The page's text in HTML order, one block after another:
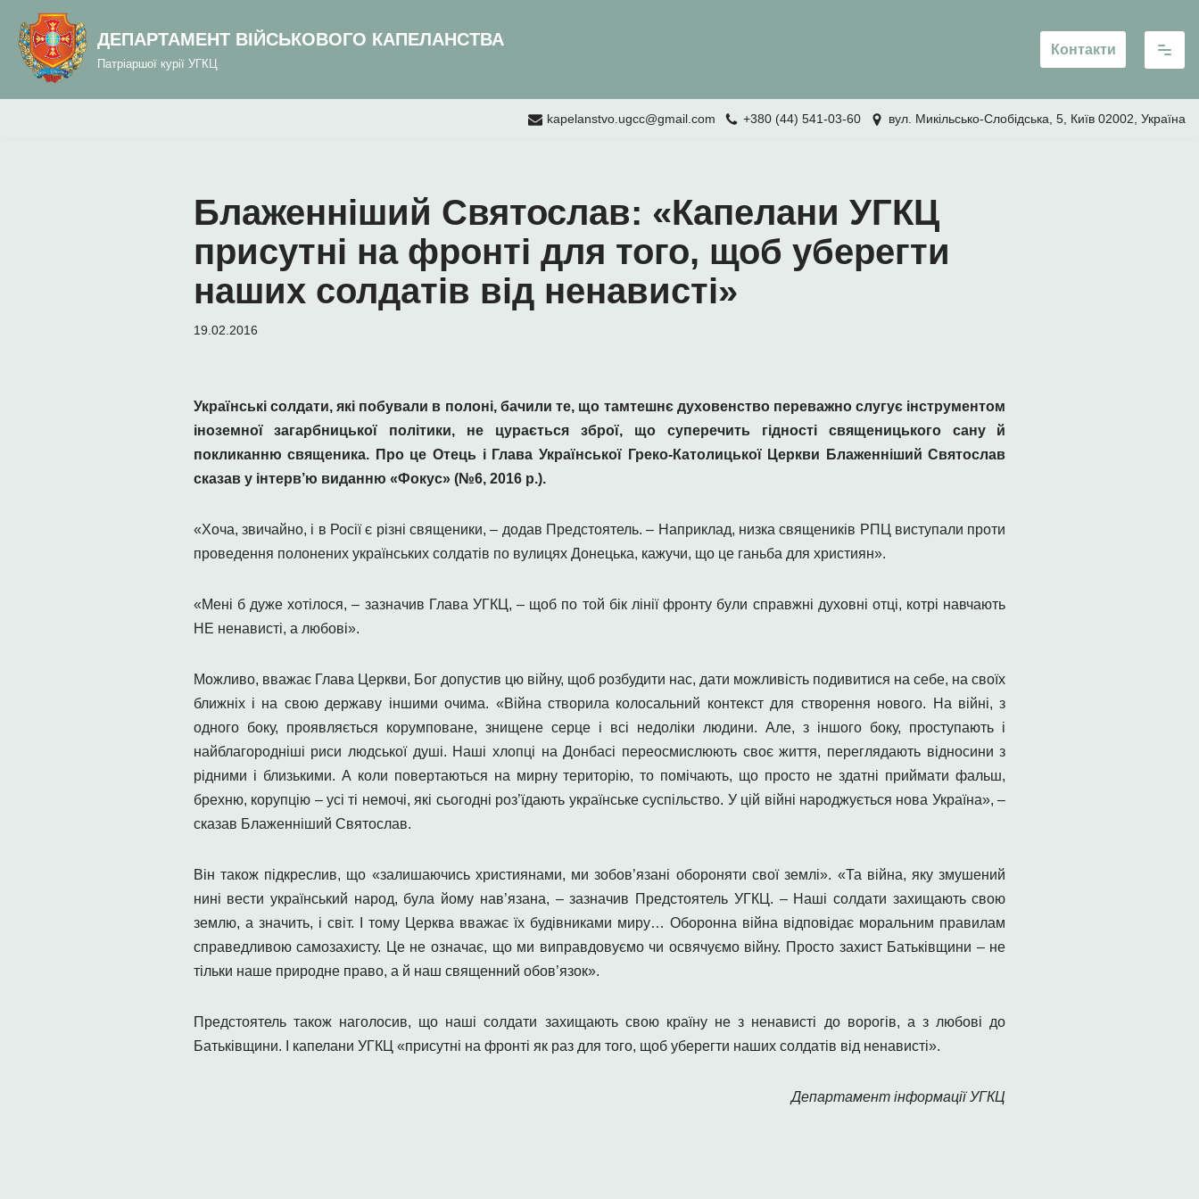
вмісту
Перейти
вмісту
ДЕПАРТАМЕНТ ВІЙСЬКОВОГО КАПЕЛАНСТВА
Патріаршої курії УГКЦ
Контакти
kapelanstvo.ugcc@gmail.com +380 (44) 541-03-60 вул. Микільсько-Слобідська, 5, Київ 02002, Україна
Блаженніший Святослав: «Капелани УГКЦ
присутні на фронті для того, щоб уберегти
наших солдатів від ненависті»
19.02.2016
Українські солдати, які побували в полоні, бачили те, що тамтешнє духовенство переважно слугує інструментом
іноземної загарбницької політики, не цурається зброї, що суперечить гідності священицького сану й
покликанню священика. Про це Отець і Глава Української Греко-Католицької Церкви Блаженніший Святослав
сказав у інтерв’ю виданню «Фокус» (№6, 2016 р.).
«Хоча, звичайно, і в Росії є різні священики, – додав Предстоятель. – Наприклад, низка священиків РПЦ виступали проти
проведення полонених українських солдатів по вулицях Донецька, кажучи, що це ганьба для християн».
«Мені б дуже хотілося, – зазначив Глава УГКЦ, – щоб по той бік лінії фронту були справжні духовні отці, котрі навчають
НЕ ненависті, а любові».
Можливо, вважає Глава Церкви, Бог допустив цю війну, щоб розбудити нас, дати можливість подивитися на себе, на своїх
ближніх і на свою державу іншими очима. «Війна створила колосальний контекст для створення нового. На війні, з
одного боку, проявляється корумповане, знищене серце і всі недоліки людини. Але, з іншого боку, проступають і
найблагородніші риси людської душі. Наші хлопці на Донбасі переосмислюють своє життя, переглядають відносини з
рідними і близькими. А коли повертаються на мирну територію, то помічають, що просто не здатні приймати фальш,
брехню, корупцію – усі ті немочі, які сьогодні роз’їдають українське суспільство. У цій війні народжується нова Україна», –
сказав Блаженніший Святослав.
Він також підкреслив, що «залишаючись християнами, ми зобов’язані обороняти свої землі». «Та війна, яку змушений
нині вести український народ, була йому нав’язана, – зазначив Предстоятель УГКЦ. – Наші солдати захищають свою
землю, а значить, і світ. І тому Церква вважає їх будівниками миру… Оборонна війна відповідає моральним правилам
справедливою самозахисту. Це не означає, що ми виправдовуємо чи освячуємо війну. Просто захист Батьківщини – не
тільки наше природне право, а й наш священний обов’язок».
Предстоятель також наголосив, що наші солдати захищають свою країну не з ненависті до ворогів, а з любові до
Батьківщини. І капелани УГКЦ «присутні на фронті як раз для того, щоб уберегти наших солдатів від ненависті».
Департамент інформації УГКЦ